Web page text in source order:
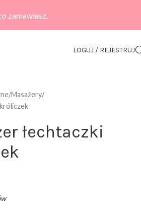
zamawiasz.
LOGUJ / REJESTRUJ
Masażery
łechtaczki